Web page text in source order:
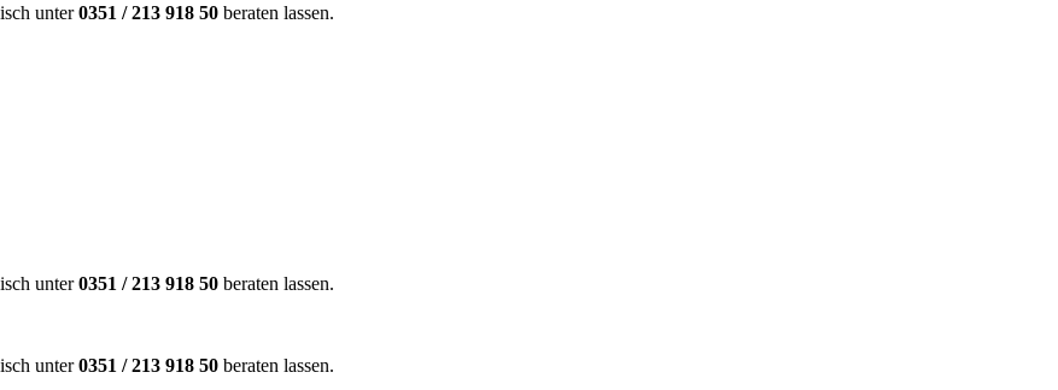
unter0351 / 213 918 50 beraten lassen.
unter0351 / 213 918 50 beraten lassen.
unter0351 / 213 918 50 beraten lassen.